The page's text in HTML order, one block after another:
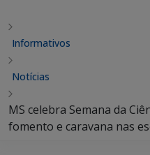
Informativos
Notícias
MS celebra Semana da
fomento e caravana nas